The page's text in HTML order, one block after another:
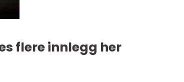
flere innlegg her